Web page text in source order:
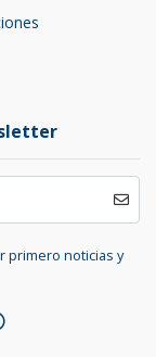
primero noticias y